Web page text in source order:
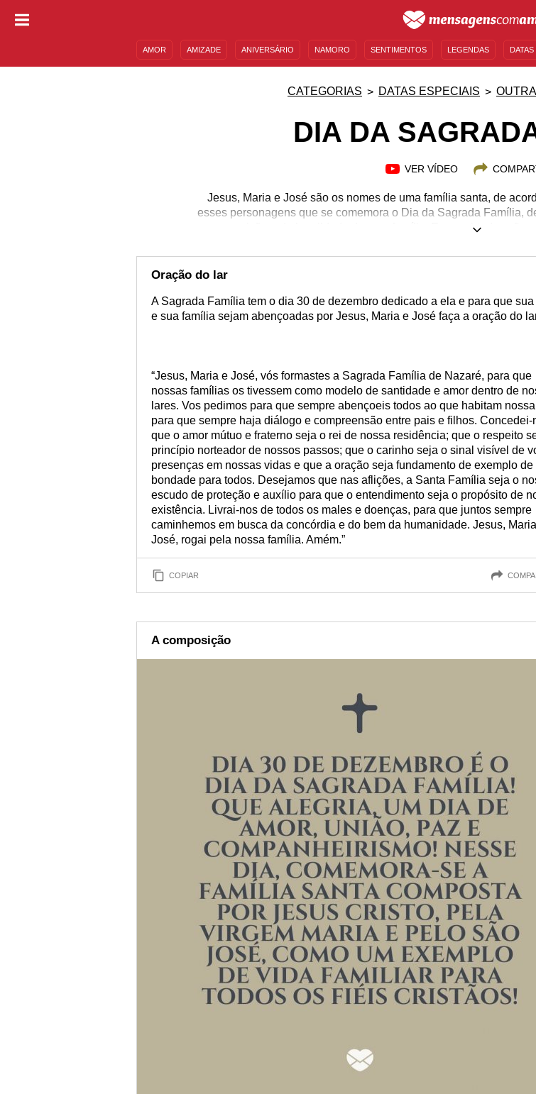
AMOR AMIZADE ANIVERSÁRIO NAMORO SENTIMENTOS LEGENDAS
CATEGORIAS DATAS ESPECIAIS
DIA DA
VER VÍDEO
Jesus, Maria e José são os nomes de uma família santa, de
esses personagens que se comemora o Dia da Sagrada Família,
compaixão e da humildade de uma família. Essas virtudes são
para as famílias que querem deixar Deus entrar em suas casas,
uma boa conduta. A Sagrada Família pode ser um exemplo para
Oração do lar
A Sagrada Família tem o dia 30 de dezembro dedicado a ela e para que sua
e sua família sejam abençoadas por Jesus, Maria e José faça a oração do
“Jesus, Maria e José, vós formastes a Sagrada Família de Nazaré, para que
nossas famílias os tivessem como modelo de santidade e amor dentro de
lares. Vos pedimos para que sempre abençoeis todos ao que habitam
para que sempre haja diálogo e compreensão entre pais e filhos. Concedei-
que o amor mútuo e fraterno seja o rei de nossa residência; que o respeito
princípio norteador de nossos passos; que o carinho seja o sinal visível de
presenças em nossas vidas e que a oração seja fundamento de exemplo de
bondade para todos. Desejamos que nas aflições, a Santa Família seja o
escudo de proteção e auxílio para que o entendimento seja o propósito de
existência. Livrai-nos de todos os males e doenças, para que juntos sempre
caminhemos em busca da concórdia e do bem da humanidade. Jesus,
José, rogai pela nossa família. Amém.”
COPIAR
A composição